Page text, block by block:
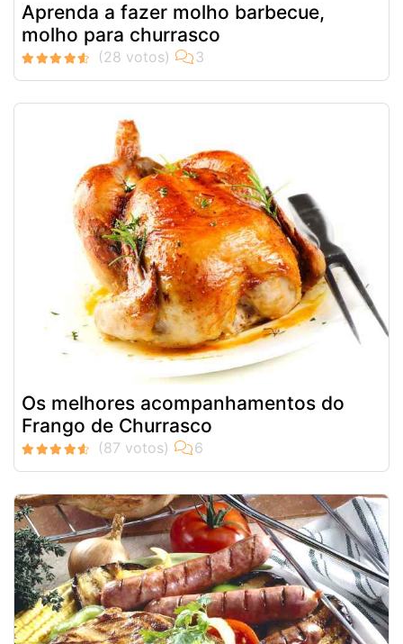
Aprenda a fazer molho barbecue,
molho para churrasco
Os melhores acompanhamentos do
Frango de Churrasco